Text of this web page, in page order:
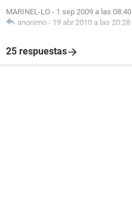
MARINEL-LO - 1 sep 2009 a las 08:40
anonimo - 19 abr 2010 a las 20:28
25 respuestas